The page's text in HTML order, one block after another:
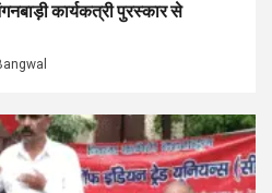
कार्यकत्री पुरस्कार से